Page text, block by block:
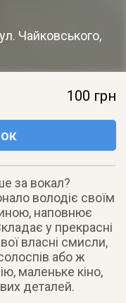
Чайковського,
100 грн
за вокал?
володіє своїм
наповнює
у прекрасні
власні смисли,
або ж
маленьке кіно,
деталей.